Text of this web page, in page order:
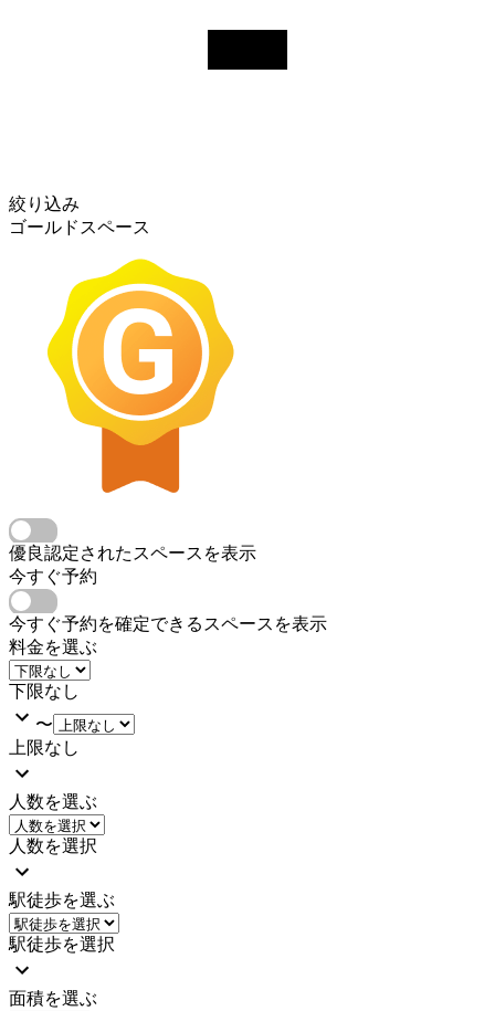
絞り込み
ゴールドスペース
優良認定されたスペースを表示
今すぐ予約
今すぐ予約を確定できるスペースを表示
料金を選ぶ
下限なし
〜
上限なし
人数を選ぶ
人数を選択
駅徒歩を選ぶ
駅徒歩を選択
面積を選ぶ